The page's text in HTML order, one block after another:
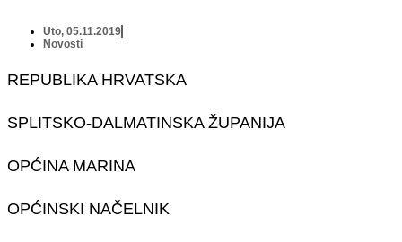
Uto, 05.11.2019
Novosti
REPUBLIKA HRVATSKA
SPLITSKO-DALMATINSKA ŽUPANIJA
OPĆINA MARINA
OPĆINSKI NAČELNIK